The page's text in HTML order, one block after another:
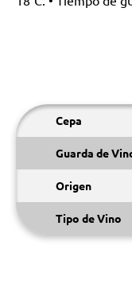
Cepa
Guarda de
Origen
Tipo de Vino